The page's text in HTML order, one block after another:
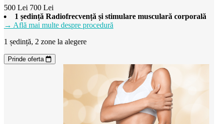
500 Lei 700 Lei
1 ședință Radiofrecvență și stimulare musculară corporală
→ Află mai multe despre procedură
1 ședință, 2 zone la alegere
Prinde oferta